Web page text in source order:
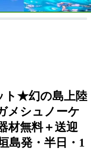
ト★幻の島上陸
メシュノーケ
材無料＋送迎
島発・半日・1